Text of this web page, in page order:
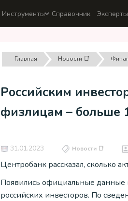
Инструменты Справочник Эксперты
Главная Новости 📑
Российским
физлицам – больше
31.01.2023 Новости 📑
Центробанк рассказал, сколько
Появились официальные данные
российских инвесторов. По